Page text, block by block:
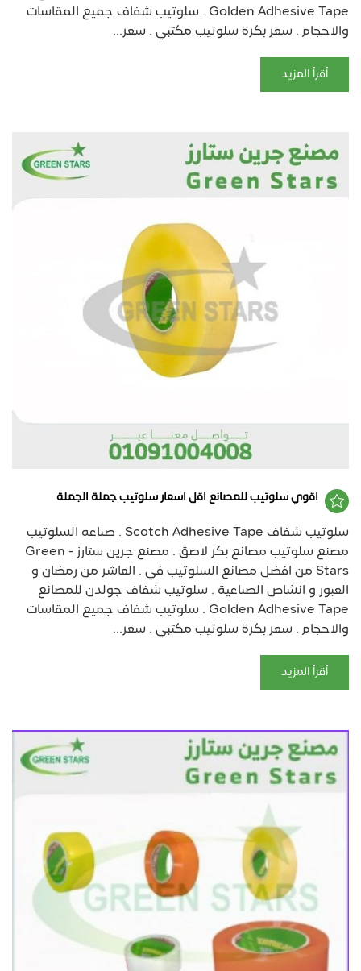
Golden Adhesive Tape . سلوتيب شفاف جميع المقاسات
والاحجام . سعر بكرة سلوتيب مكتبي . سعر...
أقرأ المزيد
اقوي سلوتيب للمصانع اقل اسعار سلوتيب جملة الجملة
سلوتيب شفاف Scotch Adhesive Tape . صناعه السلوتيب
مصنع سلوتيب مصانع بكر لاصق . مصنع جرين ستارز - Green
Stars من افضل مصانع السلوتيب في . العاشر من رمضان و
العبور و انشاص الصناعية . سلوتيب شفاف جولدن للمصانع
Golden Adhesive Tape . سلوتيب شفاف جميع المقاسات
والاحجام . سعر بكرة سلوتيب مكتبي . سعر...
أقرأ المزيد